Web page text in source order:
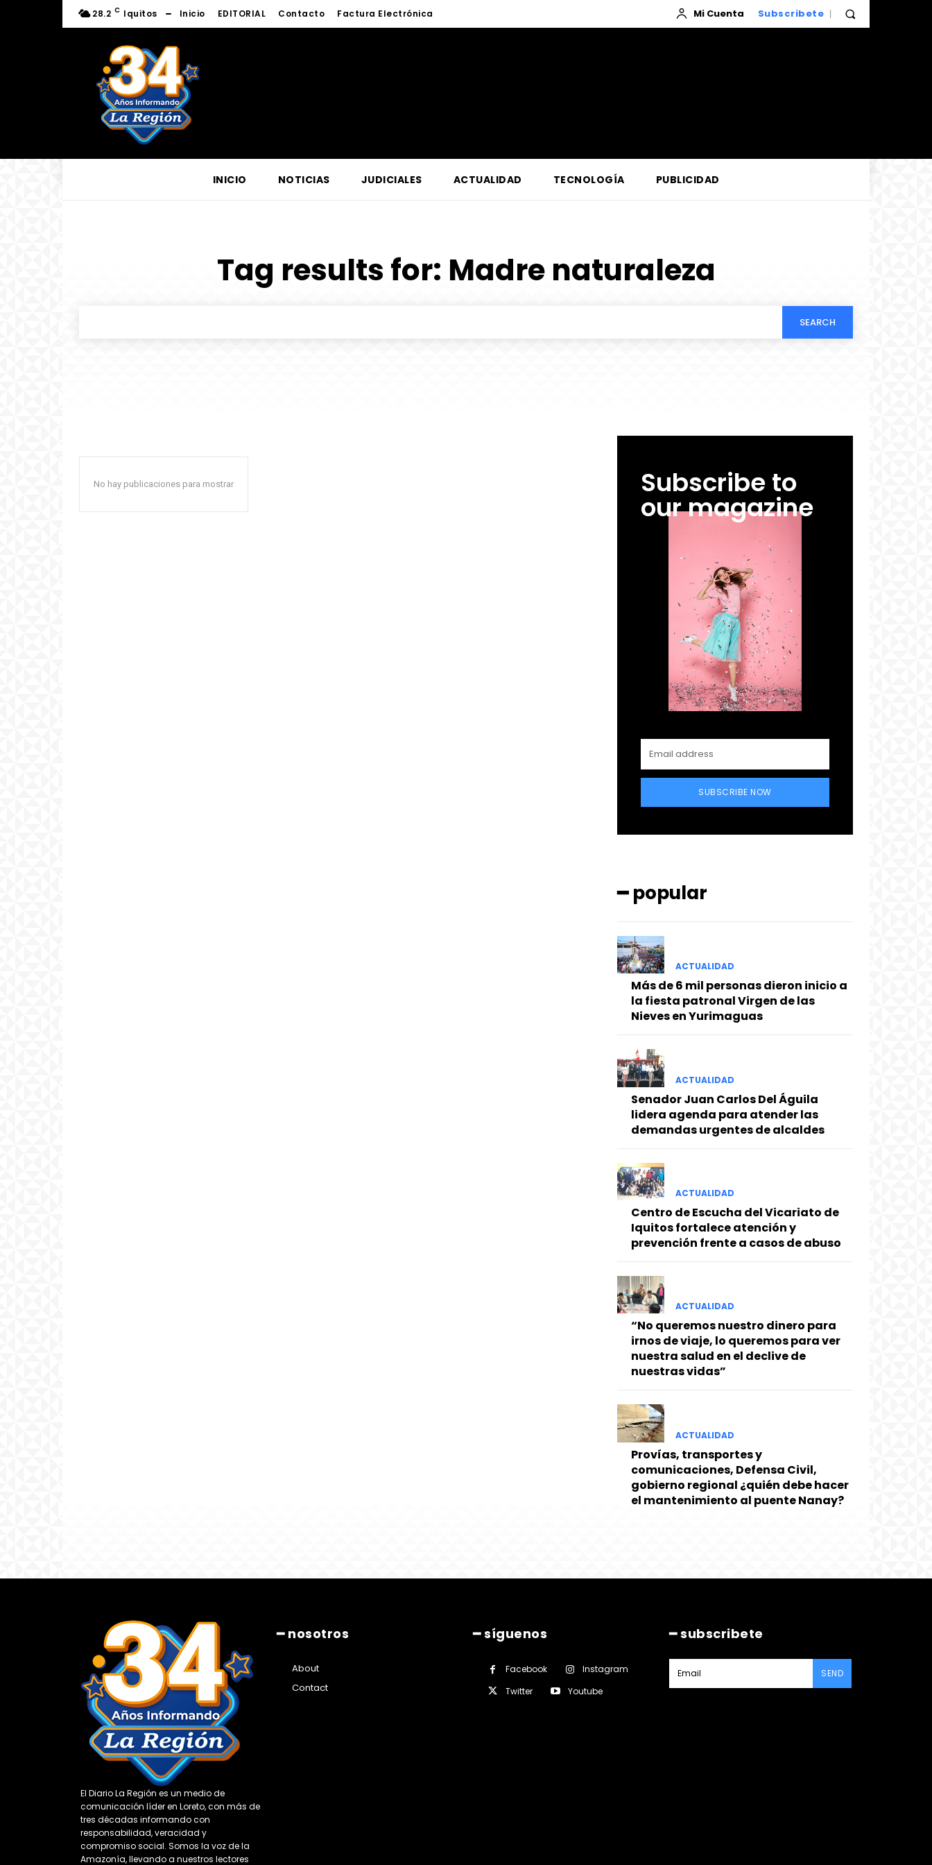
28.2 C Iquitos Inicio EDITORIAL Contacto Factura Electrónica Mi Cuenta Subscribete
INICIO NOTICIAS JUDICIALES ACTUALIDAD TECNOLOGÍA PUBLICIDAD
Tag results for: Madre naturaleza
SEARCH
No hay publicaciones para mostrar Subscribe to
our magazine
SUBSCRIBE NOW
━ popular
ACTUALIDAD
Más de 6 mil personas dieron inicio a
la fiesta patronal Virgen de las
Nieves en Yurimaguas
ACTUALIDAD
Senador Juan Carlos Del Águila
lidera agenda para atender las
demandas urgentes de alcaldes
ACTUALIDAD
Centro de Escucha del Vicariato de
Iquitos fortalece atención y
prevención frente a casos de abuso
ACTUALIDAD
“No queremos nuestro dinero para
irnos de viaje, lo queremos para ver
nuestra salud en el declive de
nuestras vidas”
ACTUALIDAD
Provías, transportes y
comunicaciones, Defensa Civil,
gobierno regional ¿quién debe hacer
el mantenimiento al puente Nanay?
El Diario La Región es un medio de
comunicación líder en Loreto, con más de
tres décadas informando con
responsabilidad, veracidad y
compromiso social. Somos la voz de la
Amazonía, llevando a nuestros lectores
━ nosotros
About
Contact
━ síguenos
Facebook
Instagram
Twitter
Youtube
━ subscribete
SEND